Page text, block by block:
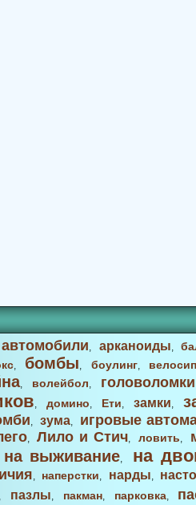
автомобили, арканоиды,
, бомбы, боулинг,
, волейбол, головоломки
, домино, Ети, замки,
, зума,
игровые
,Лило и Стич,ловить,
на выживание, на
, наперстки, нарды,
, пазлы, пакман, парковка,